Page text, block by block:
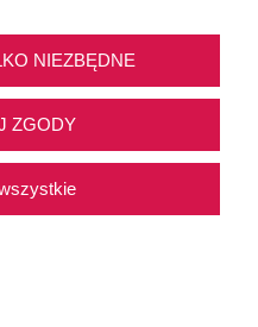
pytania
NIEZBĘDNE
ZGODY